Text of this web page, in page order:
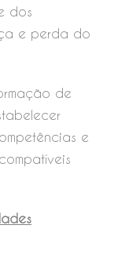
dos
e perda do
de
e